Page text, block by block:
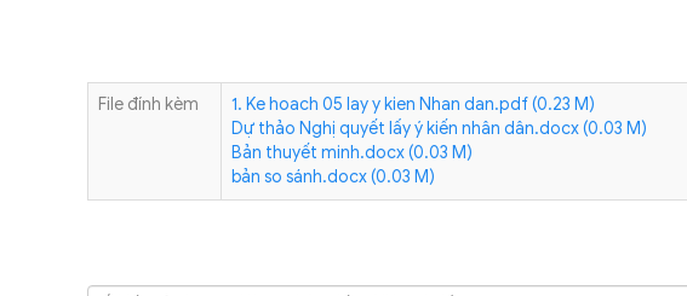
File đính kèm
1. Ke hoach 05 lay y kien Nhan dan.pdf (0.23 M)
Dự thảo Nghị quyết lấy ý kiến nhân dân.docx (0.03 M)
Bản thuyết minh.docx (0.03 M)
bản so sánh.docx (0.03 M)